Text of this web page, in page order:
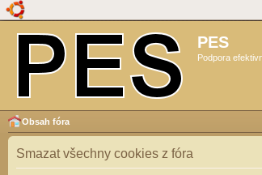
PES
Podpora
Obsah fóra
Smazat všechny cookies z fóra